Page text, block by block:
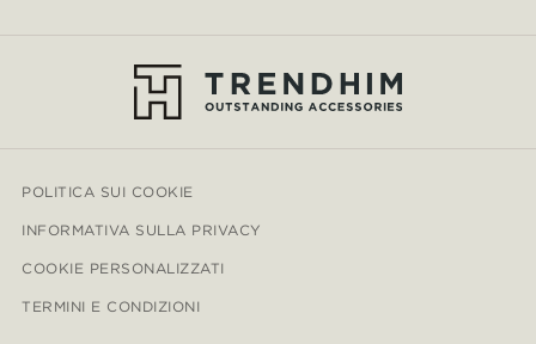
POLITICA SUI COOKIE
INFORMATIVA SULLA PRIVACY
COOKIE PERSONALIZZATI
TERMINI E CONDIZIONI